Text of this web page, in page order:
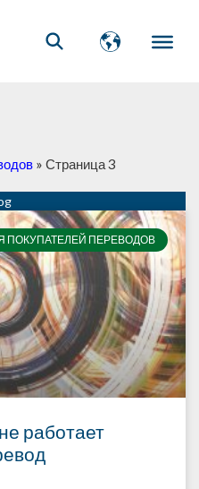
» Страница 3
ПОКУПАТЕЛЕЙ ПЕРЕВОДОВ
работает
Страница